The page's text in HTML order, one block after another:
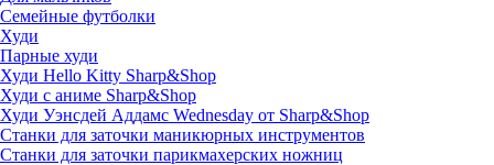
Семейные футболки
Худи
Парные худи
Худи Hello Kitty Sharp&Shop
Худи с аниме Sharp&Shop
Худи Уэнсдей Аддамс Wednesday от Sharp&Shop
Станки для заточки маникюрных инструментов
Станки для заточки парикмахерских ножниц